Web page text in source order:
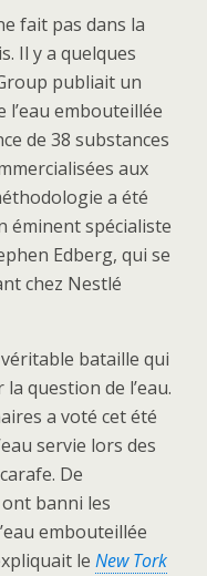
fait pas dans la
Il y a quelques
publiait un
embouteillée
de 38 substances
aux
a été
éminent spécialiste
Edberg, qui se
chez Nestlé
bataille qui
question de l’eau.
a voté cet été
servie lors des
De
banni les
embouteillée
le New Tork